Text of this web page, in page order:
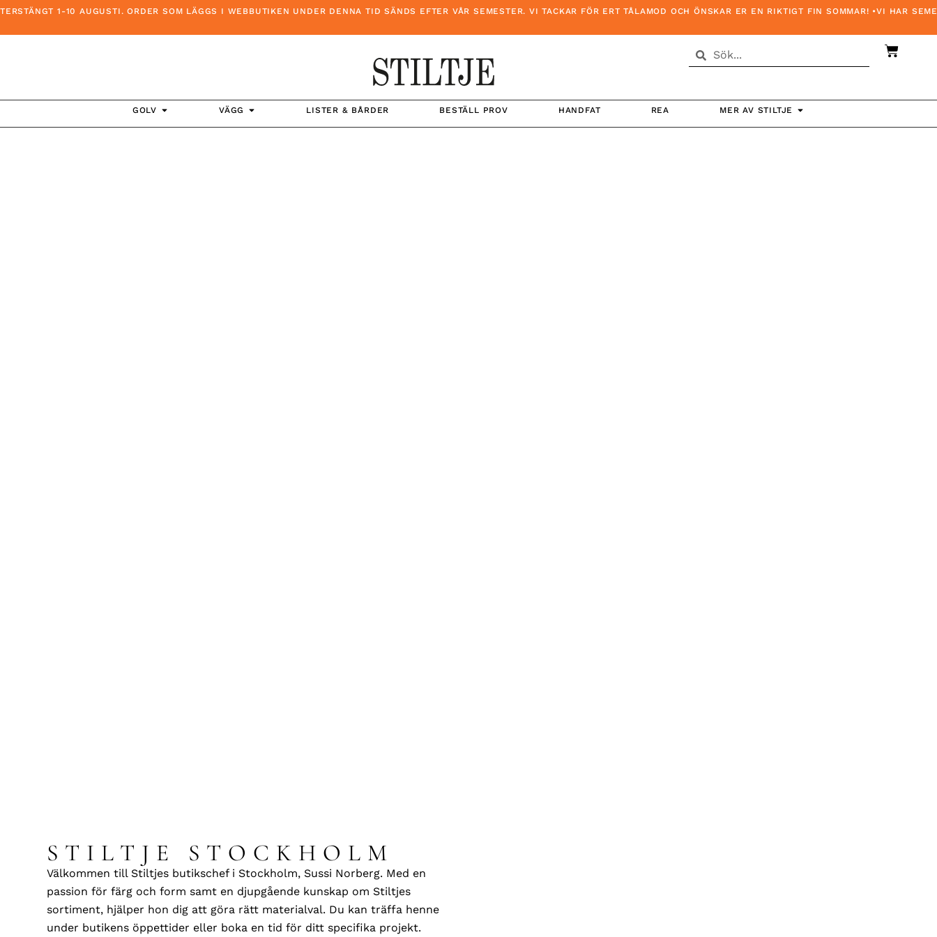
1-10 AUGUSTI. ORDER SOM LÄGGS I WEBBUTIKEN UNDER DENNA TID SÄNDS EFTER VÅR SEMESTER. VI TACKAR FÖR ERT TÅLAMOD OCH ÖNSKAR ER EN RIKTIGT FIN SOMMAR! •VI HAR
GOLV VÄGG LISTER & BÅRDER BESTÄLL PROV HANDFAT REA MER AV STILTJE
STILTJE STOCKHOLM
Välkommen till Stiltjes butikschef i Stockholm, Sussi Norberg. Med en
passion för färg och form samt en djupgående kunskap om Stiltjes
sortiment, hjälper hon dig att göra rätt materialval. Du kan träffa henne
under butikens öppettider eller boka en tid för ditt specifika projekt.